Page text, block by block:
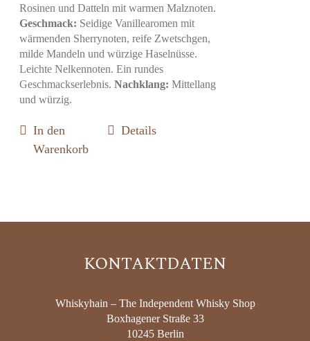
Rosinen und Datteln mit warmen Malznoten.
Geschmack: Seidige Vanillearomen mit
wärmenden Sherrynoten, reife Zwetschgen,
milde Mandeln und würzige Haselnüsse.
Leichte Nelkennoten. Ein rundes
Geschmackserlebnis.Nachklang: Mittellang
und würzig.
In den
Warenkorb
Details
KONTAKTDATEN
Whiskyhain – The Independent Whisky Shop
Boxhagener Straße 33
10245 Berlin